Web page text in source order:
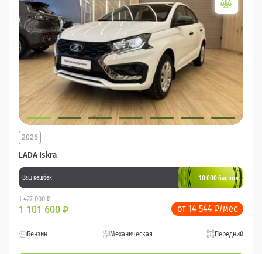
LADA Iskra
2026
Ваш кешбек 10 000 баллов
1 427 000 ₽
1 101 600 ₽ от 14 544 ₽/мес
Бензин Механическая Передний